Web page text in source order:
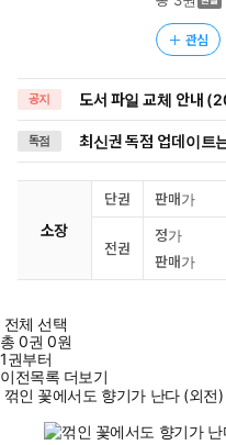
관심
공지 도서 파일 교체 안내
독점 최신권 독점 업데이트
소장
단권 판매가
전권
정가
판매가
전체 선택
총0권 0원
1권부터
이전목록 더보기
꺾인 꽃에서도 향기가 난다 (외전)